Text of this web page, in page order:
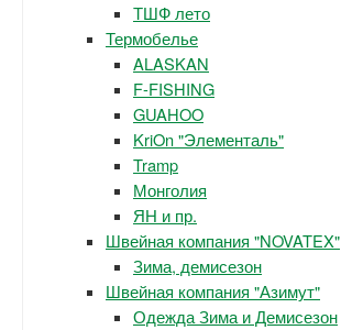
ТШФ лето
Термобелье
ALASKAN
F-FISHING
GUAHOO
KriOn "Элементаль"
Tramp
Монголия
ЯН и пр.
Швейная компания "NOVATEX"
Зима, демисезон
Швейная компания "Азимут"
Одежда Зима и Демисезон